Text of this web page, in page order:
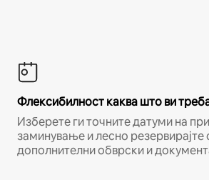
Флексибилност каква што ви
Изберете ги точните датуми на
заминување и лесно резервирајте
дополнителни обврски и